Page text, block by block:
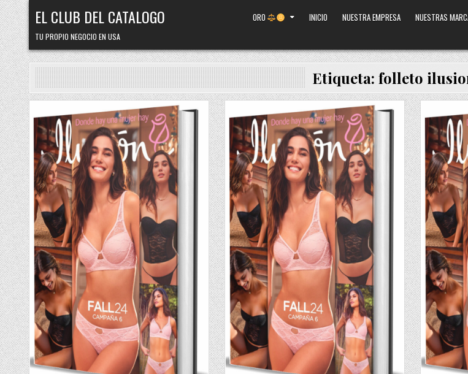
Skip
to
content
EL CLUB DEL CATALOGO
TU PROPIO NEGOCIO EN USA
ORO INICIO NUESTRA EMPRESA NUESTRAS
Etiqueta: folleto
Posted
in
Posted
in
Posted
in